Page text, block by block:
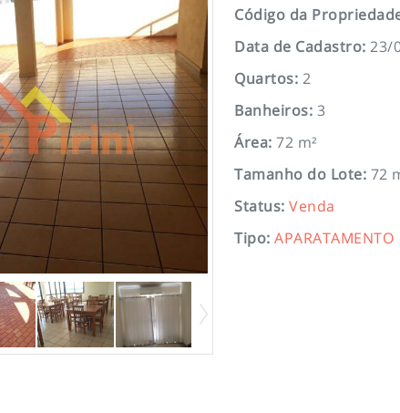
Código da
Data de Cadastro: 23/
Quartos: 2
Banheiros: 3
Área: 72 m²
Tamanho do Lote: 72
Status: Venda
Tipo: APARATAMENTO